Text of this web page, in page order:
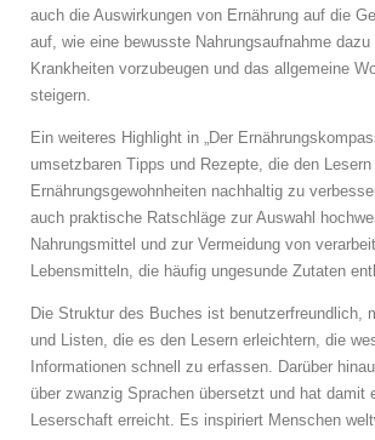
auch die Auswirkungen von Ernährung auf die
auf, wie eine bewusste Nahrungsaufnahme dazu
Krankheiten vorzubeugen und das allgemeine
steigern.
Ein weiteres Highlight in „Der
umsetzbaren Tipps und Rezepte, die den
Ernährungsgewohnheiten nachhaltig zu
auch praktische Ratschläge zur Auswahl
Nahrungsmittel und zur Vermeidung von
Lebensmitteln, die häufig ungesunde Zutaten
Die Struktur des Buches ist benutzerfreundlich,
und Listen, die es den Lesern erleichtern, die
Informationen schnell zu erfassen. Darüber
über zwanzig Sprachen übersetzt und hat damit
Leserschaft erreicht. Es inspiriert Menschen